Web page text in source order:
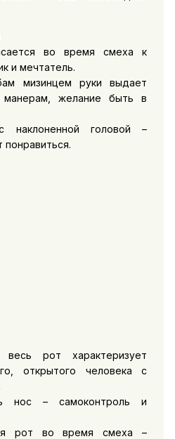
во время смеха к
и мечтатель.
мизинцем руки выдает
манерам, желание быть в
наклоненной головой –
понравиться.
рот характеризует
открытого человека с
нос – самоконтроль и
рот во время смеха –